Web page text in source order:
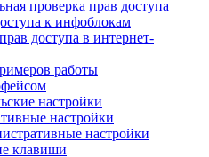
проверка прав доступа
к инфоблокам
доступа в интернет-
работы
настройки
настройки
настройки
клавиши